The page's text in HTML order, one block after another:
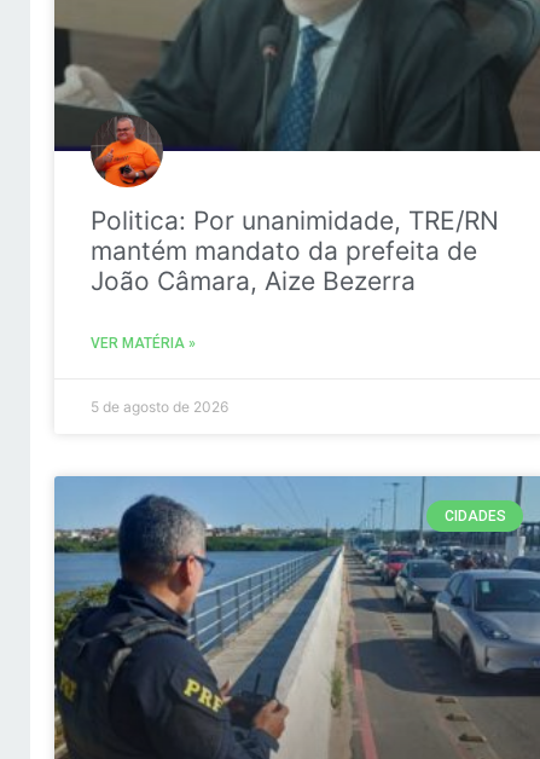
Politica: Por unanimidade, TRE/RN
mantém mandato da prefeita de
João Câmara, Aize Bezerra
VER MATÉRIA »
5 de agosto de 2026
CIDADES